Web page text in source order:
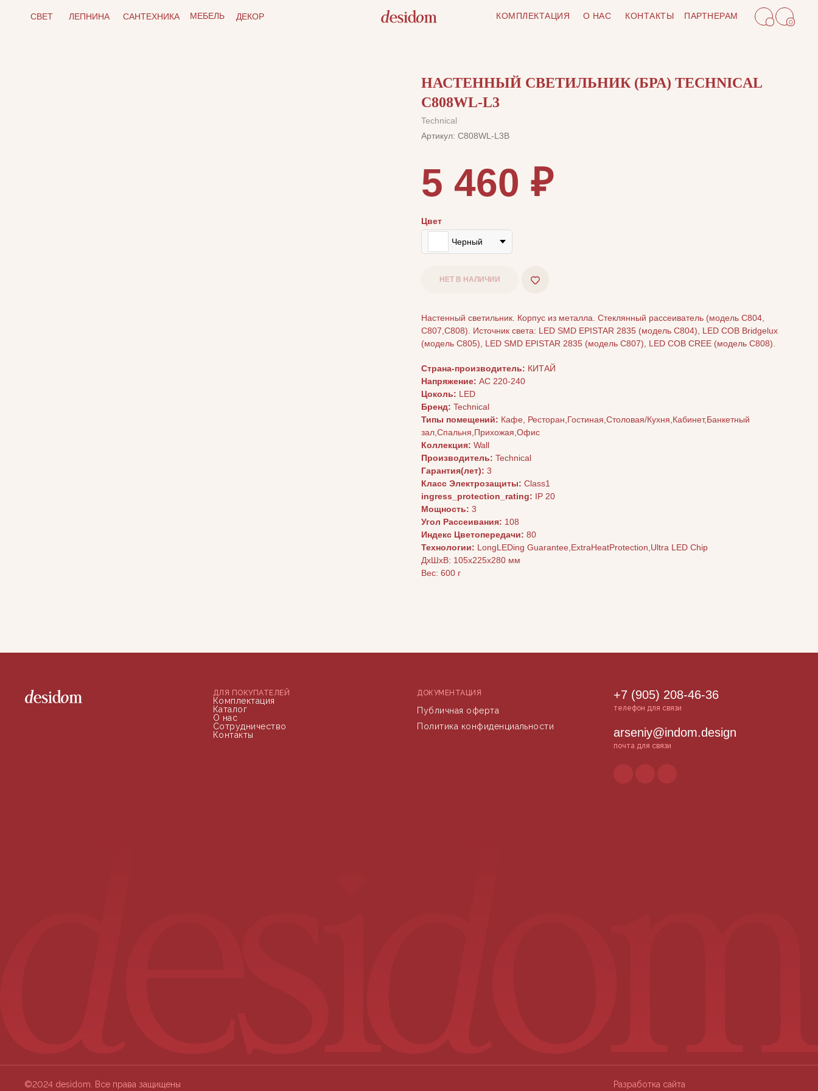
КОМПЛЕКТАЦИЯ О НАС КОНТАКТЫ ПАРТНЕРАМ
0
САНТЕХНИКА
ЛЕПНИНА ДЕКОР
СВЕТ МЕБЕЛЬ
НАСТЕННЫЙ СВЕТИЛЬНИК (БРА) TECHNICAL
C808WL-L3
Technical
Артикул: C808WL-L3B
5 460 ₽
Цвет
Черный
НЕТ В НАЛИЧИИ
Настенный светильник. Корпус из металла. Стеклянный рассеиватель (модель С804,
С807,С808). Источник света: LED SMD EPISTAR 2835 (модель С804), LED COB Bridgelux
(модель C805), LED SMD EPISTAR 2835 (модель С807), LED COB CREE (модель С808).
Страна-производитель: КИТАЙ
Напряжение: AC 220-240
Цоколь: LED
Бренд: Technical
Типы помещений: Кафе, Ресторан,Гостиная,Столовая/Кухня,Кабинет,Банкетный
зал,Спальня,Прихожая,Офис
Коллекция: Wall
Производитель: Technical
Гарантия(лет): 3
Класс Электрозащиты: Class1
ingress_protection_rating: IP 20
Мощность: 3
Угол Рассеивания: 108
Индекс Цветопередачи: 80
Технологии: LongLEDing Guarantee,ExtraHeatProtection,Ultra LED Chip
ДxШxВ: 105x225x280 мм
Вес: 600 г
©2024 desidom. Все права защищены Разработка сайта
ДОКУМЕНТАЦИЯ
Публичная оферта
Политика конфиденциальности
ДЛЯ ПОКУПАТЕЛЕЙ
Комплектация
Каталог
О нас
Сотрудничество
Контакты
+7 (905) 208-46-36
телефон для связи
arseniy@indom.design
почта для связи